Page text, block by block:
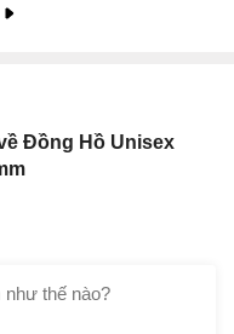
Đồng Hồ Unisex